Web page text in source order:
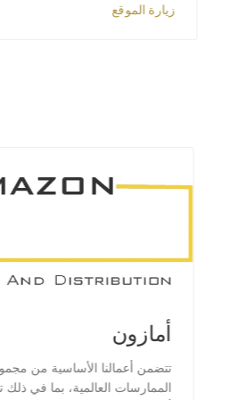
زيارة الموقع
أمازون
تتضمن أعمالنا الأساسية من
الممارسات العالمية، بما في